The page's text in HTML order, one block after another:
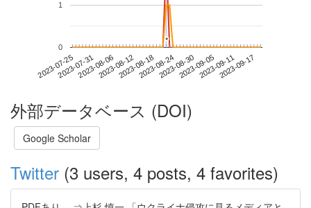
2023-07-252023-07-312023-08-062023-08-122023-08-182023-08-242023-08-302023-09-052023-09-112023-09-17
0
1
*
*
外部データベース (DOI)
Google Scholar
Twitter (3 users, 4 posts, 4 favorites)